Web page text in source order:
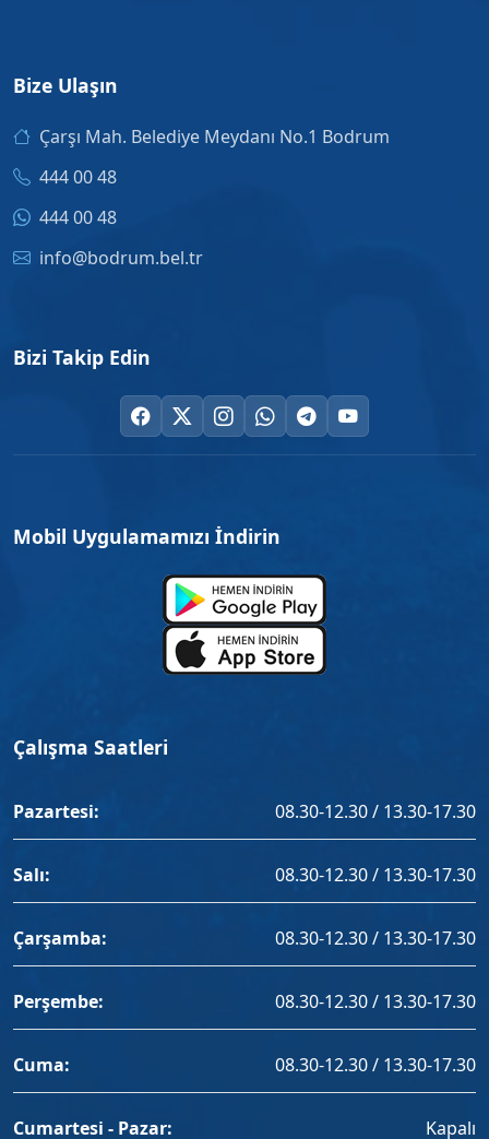
Bize Ulaşın
Çarşı Mah. Belediye Meydanı No.1 Bodrum
444 00 48
444 00 48
info@bodrum.bel.tr
Bizi Takip Edin
Mobil Uygulamamızı İndirin
Çalışma Saatleri
Pazartesi: 08.30-12.30 / 13.30-17.30
Salı: 08.30-12.30 / 13.30-17.30
Çarşamba: 08.30-12.30 / 13.30-17.30
Perşembe: 08.30-12.30 / 13.30-17.30
Cuma: 08.30-12.30 / 13.30-17.30
Cumartesi - Pazar: Kapalı